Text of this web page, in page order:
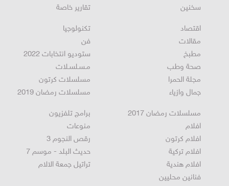
سخنين
تقارير خاصة
اقتصاد
مقالات
مطبخ
صحة وطب
مجلة الحمرا
جمال وازياء
تكنولوجيا
فن
ستوديو انتخابات 2022
مـسـلسـلات
مسلسلات كرتون
مسلسلات رمضان 2019
مسلسلات رمضان 2017
افلام
افلام كرتون
افلام تركية
افلام هندية
فنانين محليين
برامج تلفزيون
منوعات
رقص النجوم 3
حديث البلد - موسم 7
تراتيل جمعة الالام